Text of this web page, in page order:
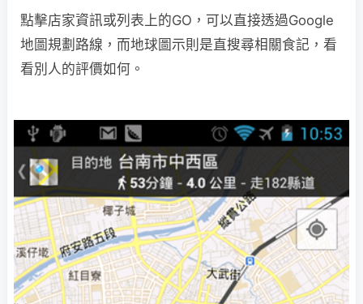
點擊店家資訊或列表上的GO，可以直接透過Google
地圖規劃路線，而地球圖示則是直搜尋相關食記，看
看別人的評價如何。